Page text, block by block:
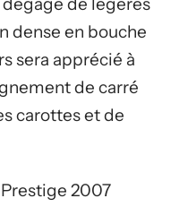
dense en bouche
sera apprécié à
de carré
carottes et de
2007